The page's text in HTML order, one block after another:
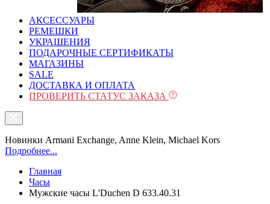
АКСЕССУАРЫ
РЕМЕШКИ
УКРАШЕНИЯ
ПОДАРОЧНЫЕ СЕРТИФИКАТЫ
МАГАЗИНЫ
SALE
ДОСТАВКА И ОПЛАТА
ПРОВЕРИТЬ СТАТУС ЗАКАЗА
Новинки Armani Exchange, Anne Klein, Michael Kors
Подробнее...
Главная
Часы
Мужские часы L'Duchen D 633.40.31